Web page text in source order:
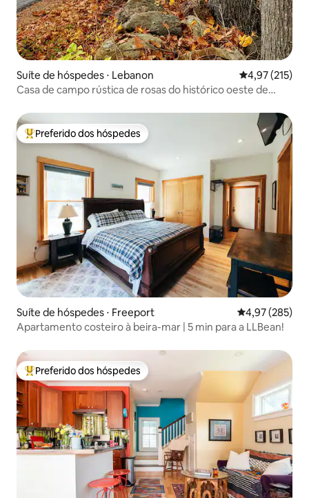
Suíte de hóspedes ⋅ Lebanon 4,97 de uma
4,97 (215)
Casa de campo rústica de rosas do histórico oeste de
Entre os melhores preferidos dos hóspedes
Preferido dos hóspedes
Suíte de hóspedes ⋅ Freeport 4,97 de uma
4,97 (285)
Apartamento costeiro à beira-mar | 5 min para a LLBean!
Entre os melhores preferidos dos hóspedes
Preferido dos hóspedes